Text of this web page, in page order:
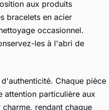
aux produits
bracelets en acier
occasionnel.
les à l'abri de
Chaque pièce
attention particulière aux
rendant chaque